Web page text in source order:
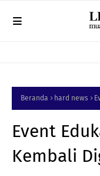
Beranda hard news
Event
Kembali